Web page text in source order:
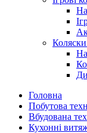
Коляски
Головна
Побутова
Вбудована
Кухонні